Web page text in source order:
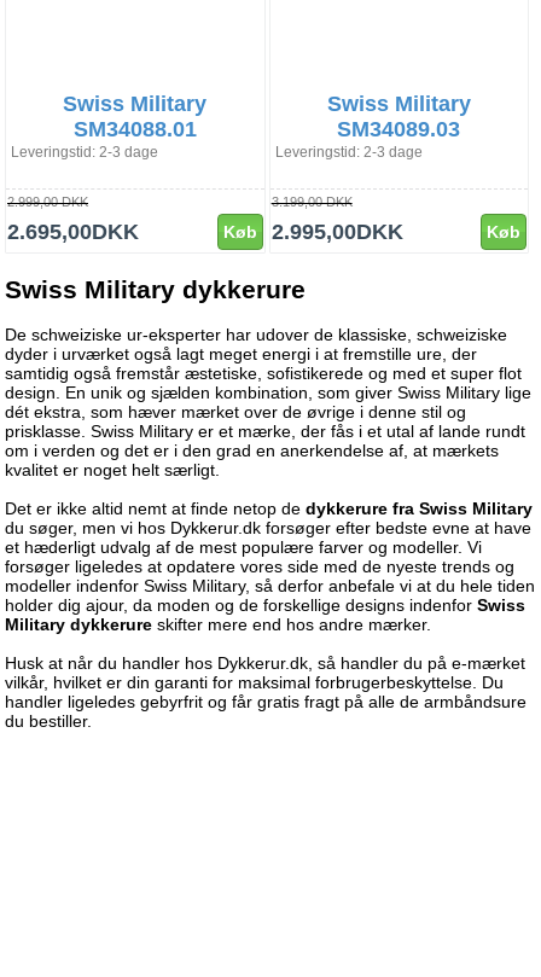
Swiss Military
SM34088.01
Leveringstid: 2-3 dage
2.999,00 DKK
2.695,00DKK Køb
Swiss Military
SM34089.03
Leveringstid: 2-3 dage
3.199,00 DKK
2.995,00DKK Køb
Swiss Military dykkerure
De schweiziske ur-eksperter har udover de klassiske, schweiziske
dyder i urværket også lagt meget energi i at fremstille ure, der
samtidig også fremstår æstetiske, sofistikerede og med et super flot
design. En unik og sjælden kombination, som giver Swiss Military lige
dét ekstra, som hæver mærket over de øvrige i denne stil og
prisklasse. Swiss Military er et mærke, der fås i et utal af lande rundt
om i verden og det er i den grad en anerkendelse af, at mærkets
kvalitet er noget helt særligt.
Det er ikke altid nemt at finde netop de dykkerure fra Swiss Military
du søger, men vi hos Dykkerur.dk forsøger efter bedste evne at have
et hæderligt udvalg af de mest populære farver og modeller. Vi
forsøger ligeledes at opdatere vores side med de nyeste trends og
modeller indenfor Swiss Military, så derfor anbefale vi at du hele tiden
holder dig ajour, da moden og de forskellige designs indenfor Swiss
Military dykkerure skifter mere end hos andre mærker.
Husk at når du handler hos Dykkerur.dk, så handler du på e-mærket
vilkår, hvilket er din garanti for maksimal forbrugerbeskyttelse. Du
handler ligeledes gebyrfrit og får gratis fragt på alle de armbåndsure
du bestiller.